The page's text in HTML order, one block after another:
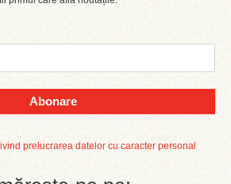
Abonare
prelucrarea datelor cu caracter personal